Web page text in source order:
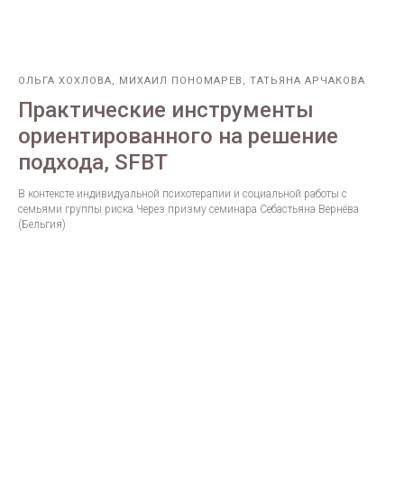
ОЛЬГА ХОХЛОВА, МИХАИЛ ПОНОМАРЕВ, ТАТЬЯНА АРЧАКОВА
Практические инструменты
ориентированного на решение
подхода, SFBT
В контексте индивидуальной психотерапии и социальной работы с
семьями группы риска.Через призму семинара Себастьяна Вернёва
(Бельгия)